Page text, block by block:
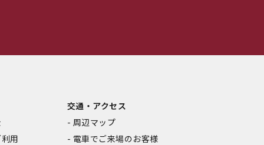
用
交通・アクセス
周辺マップ
電車でご来場のお客様